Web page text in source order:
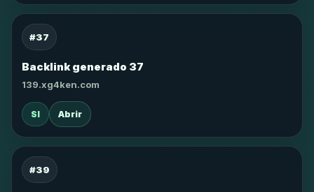
#37
Backlink generado 37
139.xg4ken.com
SI Abrir
#39